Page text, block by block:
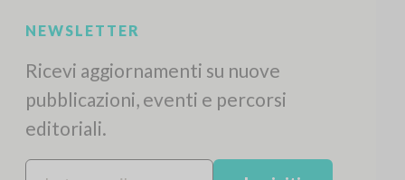
NEWSLETTER
Ricevi aggiornamenti su nuove